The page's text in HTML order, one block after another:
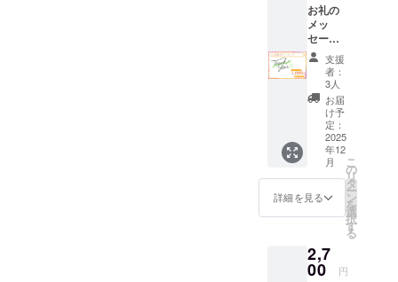
お礼の
メッ
セージ
感謝の
気持ち
を込め
て、お
礼の
メッ
セージ
をお送
りしま
す。
支援
者：
3人
お届
け予
定：
2025
年12
月
詳細を見る
こ
の
リ
タ
ー
ン
を
選
択
す
る
2,7
00 円